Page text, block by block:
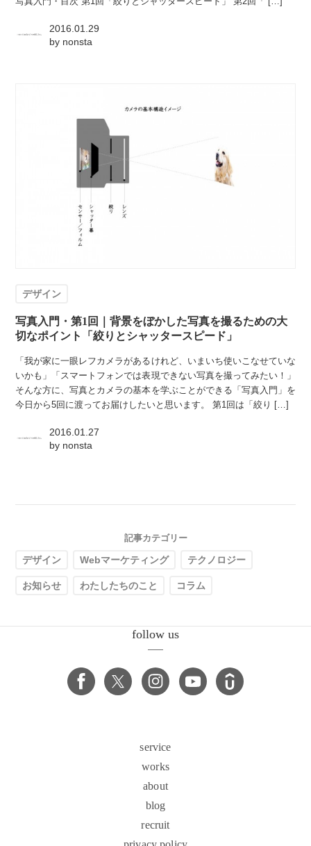
2016.01.29
by nonsta
デザイン
写真入門・第1回｜背景をぼかした写真を撮るための大
切なポイント「絞りとシャッタースピード」
「我が家に一眼レフカメラがあるけれど、いまいち使いこなせていな
いかも」「スマートフォンでは表現できない写真を撮ってみたい！」
そんな方に、写真とカメラの基本を学ぶことができる「写真入門」を
今日から5回に渡ってお届けしたいと思います。 第1回は「絞り […]
2016.01.27
by nonsta
記事カテゴリー
デザイン Webマーケティング テクノロジー
お知らせ わたしたちのこと コラム
follow us
service
works
about
blog
recruit